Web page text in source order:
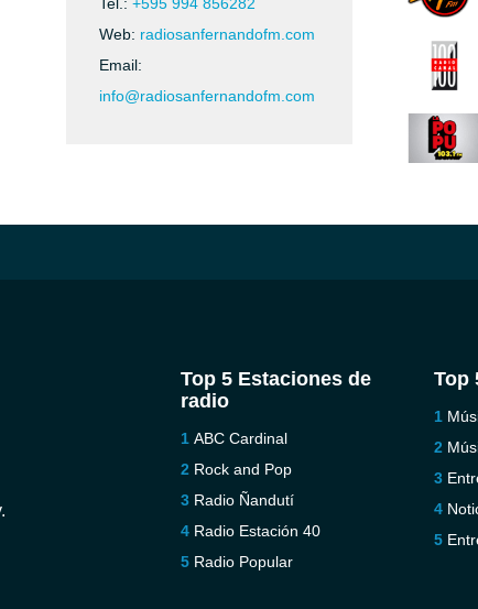
Web: radiosanfernandofm.com
Email:
info@radiosanfernandofm.com
Top 5 Estaciones de
radio
ABC Cardinal
Rock and Pop
Radio Ñandutí
Radio Estación 40
Radio Popular
Top